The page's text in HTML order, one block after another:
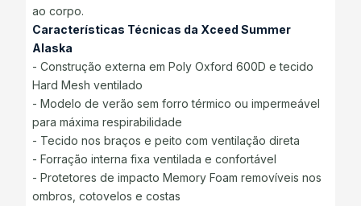
ao corpo.
Características Técnicas da Xceed Summer
Alaska
- Construção externa em Poly Oxford 600D e tecido
Hard Mesh ventilado
- Modelo de verão sem forro térmico ou impermeável
para máxima respirabilidade
- Tecido nos braços e peito com ventilação direta
- Forração interna fixa ventilada e confortável
- Protetores de impacto Memory Foam removíveis nos
ombros, cotovelos e costas